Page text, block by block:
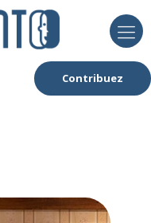
Contribuez